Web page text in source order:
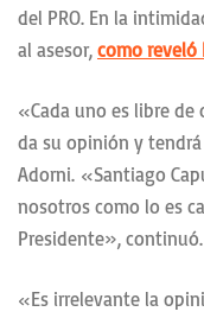
del PRO. En la
al asesor, como reveló
«Cada uno es libre de
da su opinión y
Adorni. «Santiago
nosotros como lo es
Presidente», continuó.
«Es irrelevante la